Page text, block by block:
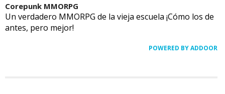
Corepunk MMORPG
Un verdadero MMORPG de la vieja escuela ¡Cómo los de
antes, pero mejor!
POWERED BY ADDOOR